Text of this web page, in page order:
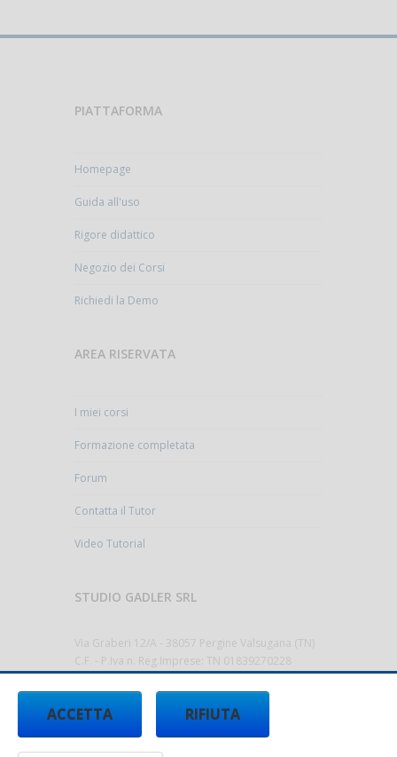
PIATTAFORMA
Homepage
Guida all'uso
Rigore didattico
Negozio dei Corsi
Richiedi la Demo
AREA RISERVATA
I miei corsi
Formazione completata
Forum
Contatta il Tutor
Video Tutorial
STUDIO GADLER SRL
Via Graberi 12/A - 38057 Pergine Valsugana (TN)
C.F. - P.Iva n. Reg.Imprese: TN 01839270228
Cap.Sociale 10.000,00€ i.v.
Codice Destinatario T9K4ZHO
RIFIUTA
ACCETTA